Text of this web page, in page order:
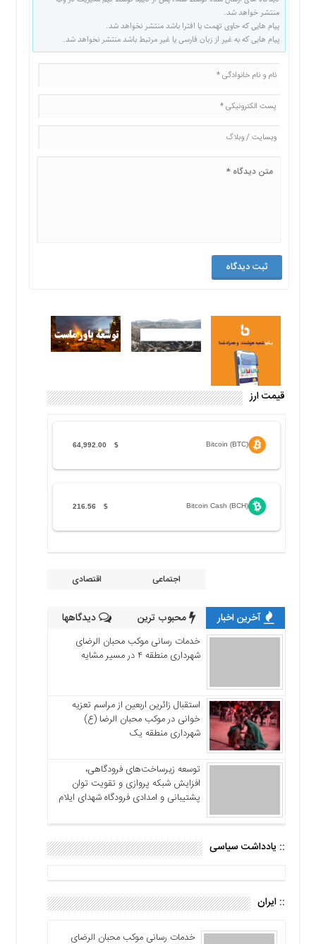
منتشر خواهد شد.
پیام هایی که حاوی تهمت یا افترا باشد منتشر نخواهد شد.
پیام هایی که به غیر از زبان فارسی یا غیر مرتبط باشد منتشر نخواهد شد.
قیمت ارز
Bitcoin (BTC)
$
64,992.00
Bitcoin Cash (BCH)
$
216.56
اجتماعی اقتصادی
آخرین اخبار محبوب ترین دیدگاهها
خدمات رسانی موکب محبان الرضای
شهرداری منطقه ۴ در مسیر مشایه
استقبال زائرین اربعین از مراسم تعزیه
خوانی در موکب محبان الرضا (ع)
شهرداری منطقه یک
توسعه زیرساخت‌های فرودگاهی،
افزایش شبکه پروازی و تقویت توان
پشتیبانی و امدادی فرودگاه شهدای ایلام
:: یادداشت سیاسی
:: ایران
خدمات رسانی موکب محبان الرضای